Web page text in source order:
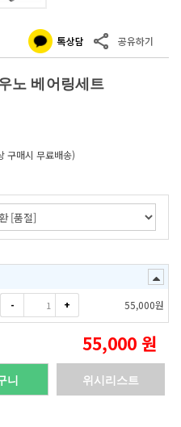
노 베어링세트
구매시 무료배송)
- + 55,000원
55,000 원
니 위시리스트